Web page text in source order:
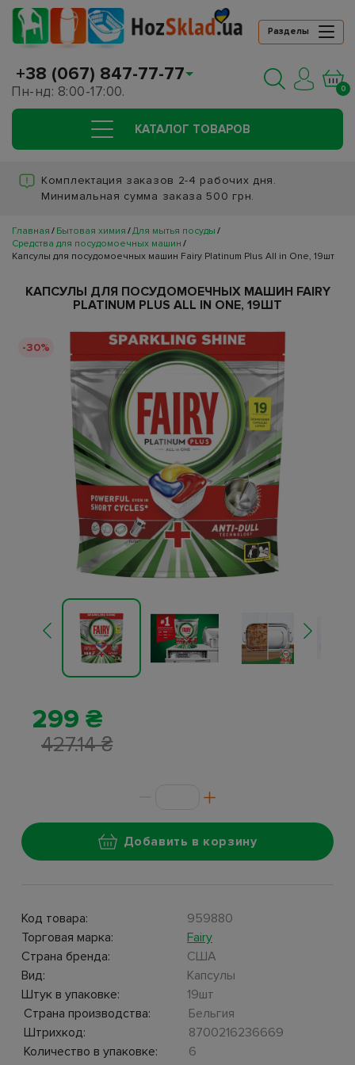
Разделы
+38 (067) 847-77-77
Пн-нд: 8:00-17:00. 0
КАТАЛОГ ТОВАРОВ
Комплектация заказов 2-4 рабочих дня.
Минимальная сумма заказа 500 грн.
Главная Бытовая химия Для мытья посуды
Средства для посудомоечных машин
Капсулы для посудомоечных машин Fairy Platinum Plus All in One, 19шт
КАПСУЛЫ ДЛЯ ПОСУДОМОЕЧНЫХ МАШИН FAIRY
PLATINUM PLUS ALL IN ONE, 19ШТ
-30%
299 ₴
427.14 ₴
Добавить в корзину
Код товара:
959880
Торговая марка:
Fairy
Страна бренда:
США
Вид:
Капсулы
Штук в упаковке:
19шт
Страна производства:
Бельгия
Штрихкод:
8700216236669
Количество в упаковке:
6